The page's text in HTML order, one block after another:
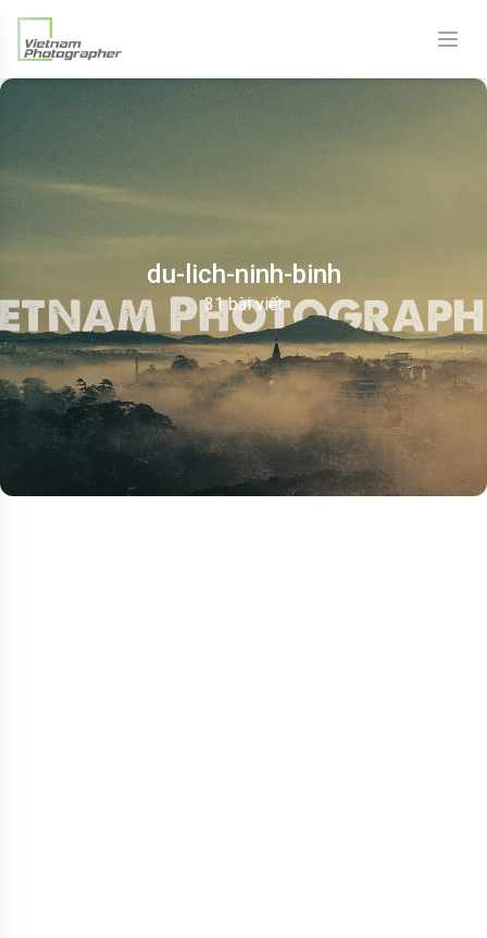
du-lich-ninh-binh
31 bài viết